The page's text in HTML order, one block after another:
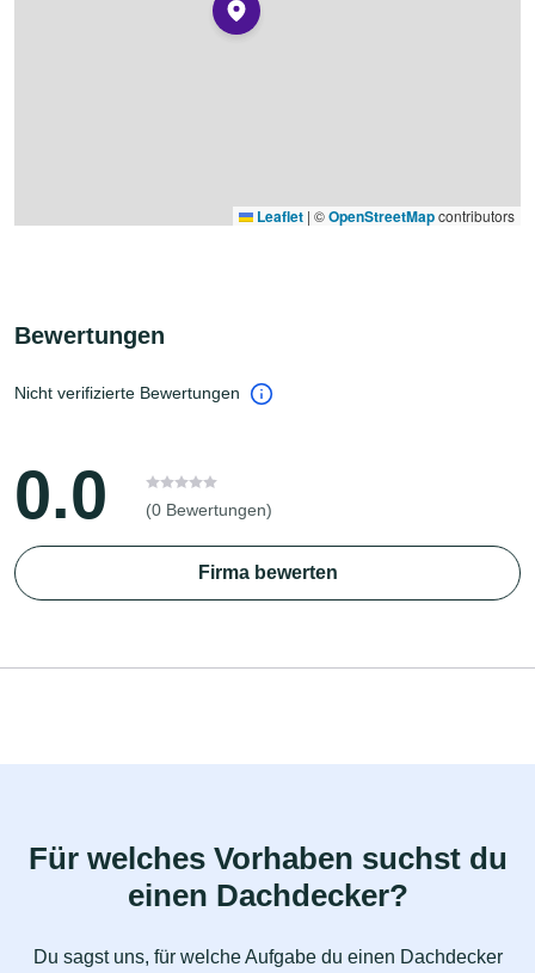
Leaflet | ©OpenStreetMapcontributors
Bewertungen
Nicht verifizierte Bewertungen
0.0 (0 Bewertungen)
Firma bewerten
Für welches Vorhaben suchst du
einen Dachdecker?
Du sagst uns, für welche Aufgabe du einen Dachdecker